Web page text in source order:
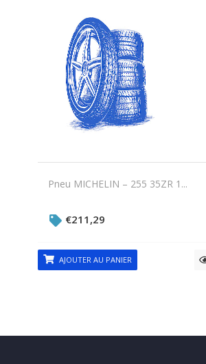
Pneu MICHELIN – 255 35ZR 1...
€211,29
AJOUTER AU PANIER